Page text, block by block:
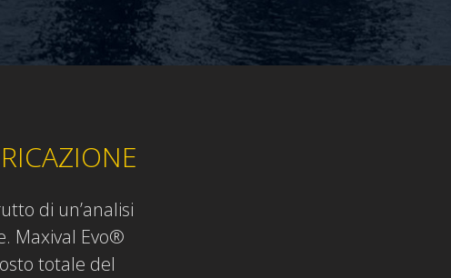
di un’analisi
Maxival Evo®
totale del